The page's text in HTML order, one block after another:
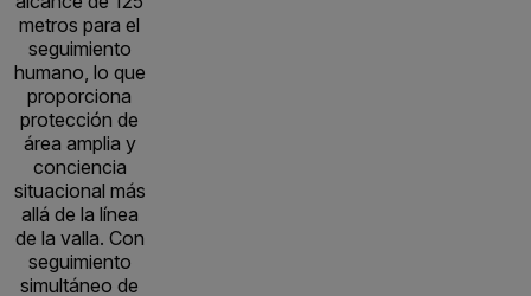
metros para el
seguimiento
humano, lo que
proporciona
protección de
área amplia y
conciencia
situacional más
allá de la línea
de la valla. Con
seguimiento
simultáneo de